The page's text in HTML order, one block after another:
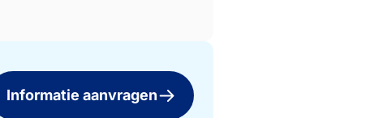
Informatie aanvragen